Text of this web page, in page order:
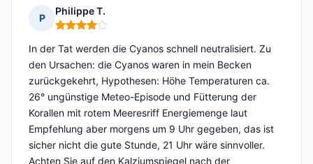
P
Philippe T.
Hinweis: 4 von 5
In der Tat werden die Cyanos schnell neutralisiert. Zu
den Ursachen: die Cyanos waren in mein Becken
zurückgekehrt, Hypothesen: Höhe Temperaturen ca.
26° ungünstige Meteo-Episode und Fütterung der
Korallen mit rotem Meeresriff Energiemenge laut
Empfehlung aber morgens um 9 Uhr gegeben, das ist
sicher nicht die gute Stunde, 21 Uhr wäre sinnvoller.
Achten Sie auf den Kalziumspiegel nach der